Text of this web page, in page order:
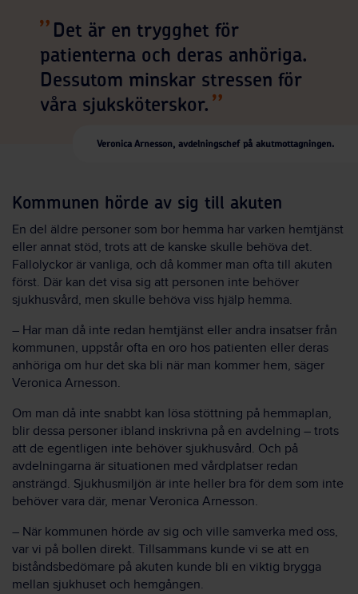
Det är en trygghet för
patienterna och deras anhöriga.
Dessutom minskar stressen för
våra sjuksköterskor.
Veronica Arnesson, avdelningschef på akutmottagningen.
Kommunen hörde av sig till akuten
En del äldre personer som bor hemma har varken hemtjänst
eller annat stöd, trots att de kanske skulle behöva det.
Fallolyckor är vanliga, och då kommer man ofta till akuten
först. Där kan det visa sig att personen inte behöver
sjukhusvård, men skulle behöva viss hjälp hemma.
– Har man då inte redan hemtjänst eller andra insatser från
kommunen, uppstår ofta en oro hos patienten eller deras
anhöriga om hur det ska bli när man kommer hem, säger
Veronica Arnesson.
Om man då inte snabbt kan lösa stöttning på hemmaplan,
blir dessa personer ibland inskrivna på en avdelning – trots
att de egentligen inte behöver sjukhusvård. Och på
avdelningarna är situationen med vårdplatser redan
ansträngd. Sjukhusmiljön är inte heller bra för dem som inte
behöver vara där, menar Veronica Arnesson.
– När kommunen hörde av sig och ville samverka med oss,
var vi på bollen direkt. Tillsammans kunde vi se att en
biståndsbedömare på akuten kunde bli en viktig brygga
mellan sjukhuset och hemgången.